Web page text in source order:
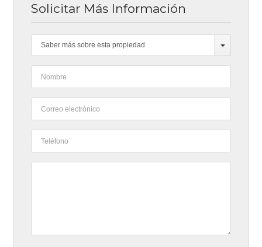
Solicitar Más Información
Saber más sobre esta propiedad